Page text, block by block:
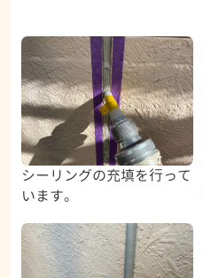
シーリングの充填を行って
います。